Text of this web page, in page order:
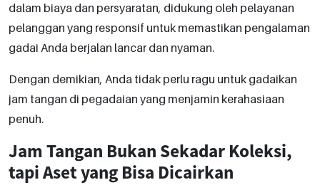
dalam biaya dan persyaratan, didukung oleh pelayanan
pelanggan yang responsif untuk memastikan pengalaman
gadai Anda berjalan lancar dan nyaman.
Dengan demikian, Anda tidak perlu ragu untuk gadaikan
jam tangan di pegadaian yang menjamin kerahasiaan
penuh.
Jam Tangan Bukan Sekadar Koleksi,
tapi Aset yang Bisa Dicairkan